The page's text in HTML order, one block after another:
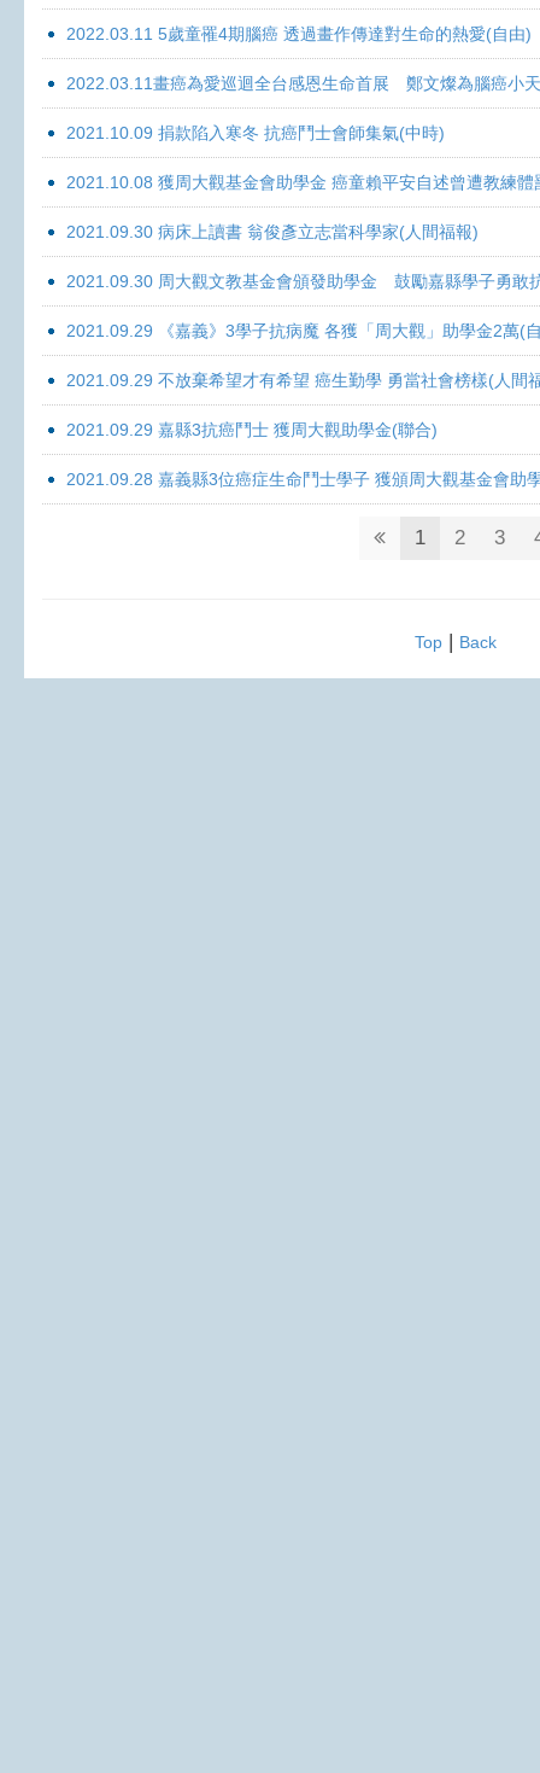
2022.03.11 5歲童罹4期腦癌 透過畫作傳達對生命的熱愛(自由)
2022.03.11畫癌為愛巡迴全台感恩生命首展 鄭文燦為腦癌小
2021.10.09 捐款陷入寒冬 抗癌鬥士會師集氣(中時)
2021.10.08 獲周大觀基金會助學金 癌童賴平安自述曾遭教練體
2021.09.30 病床上讀書 翁俊彥立志當科學家(人間福報)
2021.09.30 周大觀文教基金會頒發助學金 鼓勵嘉縣學子勇敢
2021.09.29 《嘉義》3學子抗病魔 各獲「周大觀」助學金2萬(
2021.09.29 不放棄希望才有希望 癌生勤學 勇當社會榜樣(人間
2021.09.29 嘉縣3抗癌鬥士 獲周大觀助學金(聯合)
2021.09.28 嘉義縣3位癌症生命鬥士學子 獲頒周大觀基金會助
1 2 3
Top| Back